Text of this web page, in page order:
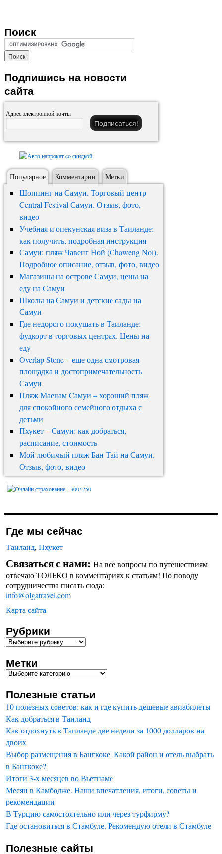
Поиск
Подпишись на новости
сайта
Адрес электронной почты
Популярное Комментарии Метки
Шоппинг на Самуи. Торговый центр
Central Festival Самуи. Отзыв, фото,
видео
Учебная и опекунская виза в Таиланде:
как получить, подробная инструкция
Самуи: пляж Чавенг Ной (Chaweng Noi).
Подробное описание, отзыв, фото, видео
Магазины на острове Самуи, цены на
еду на Самуи
Школы на Самуи и детские сады на
Самуи
Где недорого покушать в Таиланде:
фудкорт в торговых центрах. Цены на
еду
Overlap Stone – еще одна смотровая
площадка и достопримечательность
Самуи
Пляж Маенам Cамуи – хороший пляж
для спокойного семейного отдыха с
детьми
Пхукет – Самуи: как добраться,
расписание, стоимость
Мой любимый пляж Бан Тай на Самуи.
Отзыв, фото, видео
Где мы сейчас
Таиланд, Пхукет
Связаться с нами: На все вопросы по путешествиям
отвечаю ТОЛЬКО в комментариях к статьям! По поводу
сотрудничества писать сюда:
info@olgatravel.com
Карта сайта
Рубрики
Метки
Полезные статьи
10 полезных советов: как и где купить дешевые авиабилеты
Как добраться в Таиланд
Как отдохнуть в Таиланде две недели за 1000 долларов на
двоих
Выбор размещения в Бангкоке. Какой район и отель выбрать
в Бангкоке?
Итоги 3-х месяцев во Вьетнаме
Месяц в Камбодже. Наши впечатления, итоги, советы и
рекомендации
В Турцию самостоятельно или через турфирму?
Где остановиться в Стамбуле. Рекомендую отели в Стамбуле
Полезные сайты